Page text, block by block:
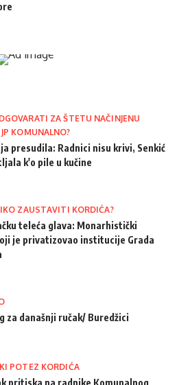
ZA ŠTETU NAČINJENU
KOMUNALNO?
presudila: Radnici nisu krivi, Senkić
k'o pile u kučine
ZAUSTAVITI KORDIĆA?
teleća glava: Monarhistički
je privatizovao institucije Grada
za današnji ručak/ Buredžici
POTEZ KORDIĆA
pritiska na radnike Komunalnog